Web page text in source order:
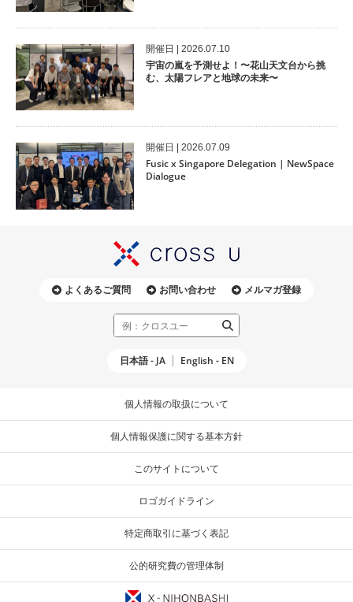
開催⽇ | 2026.07.10
宇宙の嵐を予測せよ！〜花山天文台から挑
む、太陽フレアと地球の未来〜
開催⽇ | 2026.07.09
Fusic x Singapore Delegation | NewSpace
Dialogue
よくあるご質問 お問い合わせ メルマガ登録
日本語 - JA English - EN
個人情報の取扱について
個人情報保護に関する基本方針
このサイトについて
ロゴガイドライン
特定商取引に基づく表記
公的研究費の管理体制